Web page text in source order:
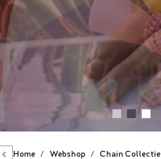
Home / Webshop / Chain Collectie